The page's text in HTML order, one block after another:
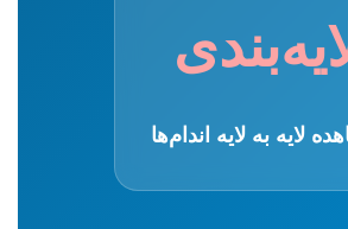
لایه به لایه اندام‌ها